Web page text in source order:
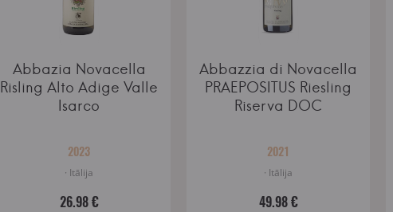
Abbazia Novacella
Risling Alto Adige Valle
Isarco
2023
· Itālija
26.98 €
Abbazzia di Novacella
PRAEPOSITUS Riesling
Riserva DOC
2021
· Itālija
49.98 €